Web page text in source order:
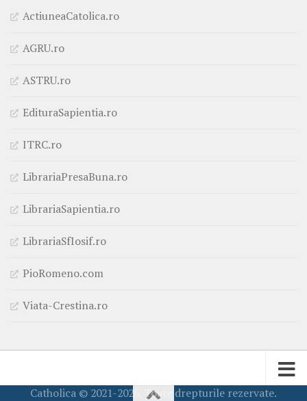
ActiuneaCatolica.ro
AGRU.ro
ASTRU.ro
EdituraSapientia.ro
ITRC.ro
LibrariaPresaBuna.ro
LibrariaSapientia.ro
LibrariaSfIosif.ro
PioRomeno.com
Viata-Crestina.ro
Catholica © 2021-2026. Toate drepturile rezervate.